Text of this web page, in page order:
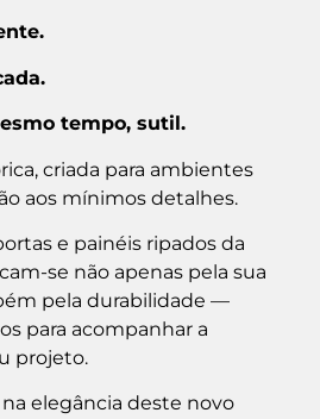
tempo, sutil.
criada para ambientes
aos mínimos detalhes.
e painéis ripados da
se não apenas pela sua
pela durabilidade —
para acompanhar a
projeto.
elegância deste novo